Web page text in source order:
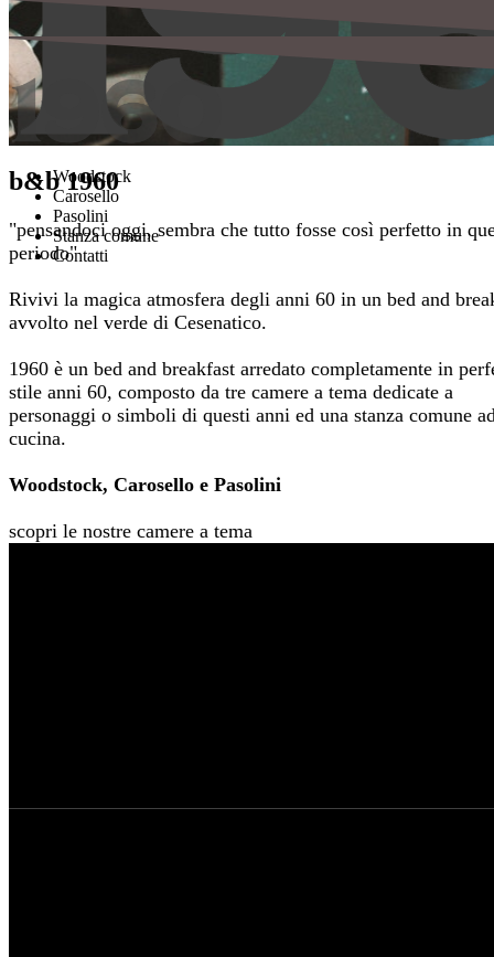
Woodstock
Carosello
Pasolini
Stanza comune
Contatti
b&b 1960
"pensandoci oggi, sembra che tutto fosse così perfetto in
periodo"
Rivivi la magica atmosfera degli anni 60 in un bed and
avvolto nel verde di Cesenatico.
1960 è un bed and breakfast arredato completamente in
stile anni 60, composto da tre camere a tema dedicate a
personaggi o simboli di questi anni ed una stanza comune
cucina.
Woodstock, Carosello e Pasolini
scopri le nostre camere a tema